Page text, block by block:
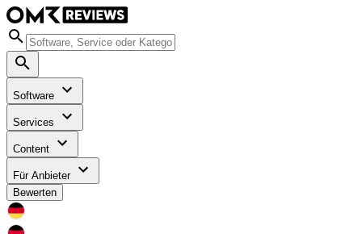
Software
Services
Content
Für Anbieter
Bewerten